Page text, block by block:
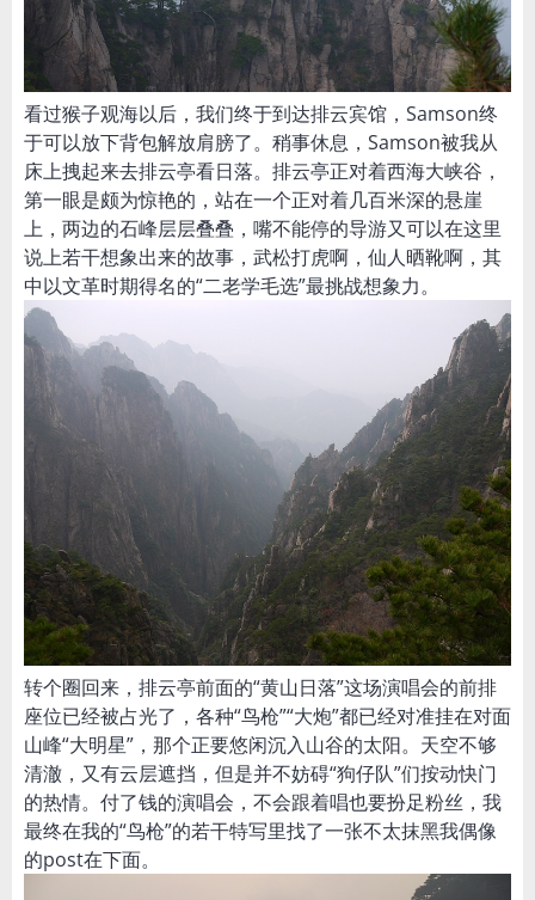
看过猴子观海以后，我们终于到达排云宾馆，Samson终
于可以放下背包解放肩膀了。稍事休息，Samson被我从
床上拽起来去排云亭看日落。排云亭正对着西海大峡谷，
第一眼是颇为惊艳的，站在一个正对着几百米深的悬崖
上，两边的石峰层层叠叠，嘴不能停的导游又可以在这里
说上若干想象出来的故事，武松打虎啊，仙人晒靴啊，其
中以文革时期得名的“二老学毛选”最挑战想象力。
转个圈回来，排云亭前面的“黄山日落”这场演唱会的前排
座位已经被占光了，各种“鸟枪”“大炮”都已经对准挂在对面
山峰“大明星”，那个正要悠闲沉入山谷的太阳。天空不够
清澈，又有云层遮挡，但是并不妨碍“狗仔队”们按动快门
的热情。付了钱的演唱会，不会跟着唱也要扮足粉丝，我
最终在我的“鸟枪”的若干特写里找了一张不太抹黑我偶像
的post在下面。